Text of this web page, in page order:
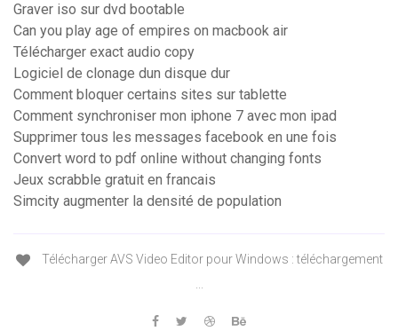
Graver iso sur dvd bootable
Can you play age of empires on macbook air
Télécharger exact audio copy
Logiciel de clonage dun disque dur
Comment bloquer certains sites sur tablette
Comment synchroniser mon iphone 7 avec mon ipad
Supprimer tous les messages facebook en une fois
Convert word to pdf online without changing fonts
Jeux scrabble gratuit en francais
Simcity augmenter la densité de population
Télécharger AVS Video Editor pour Windows : téléchargement